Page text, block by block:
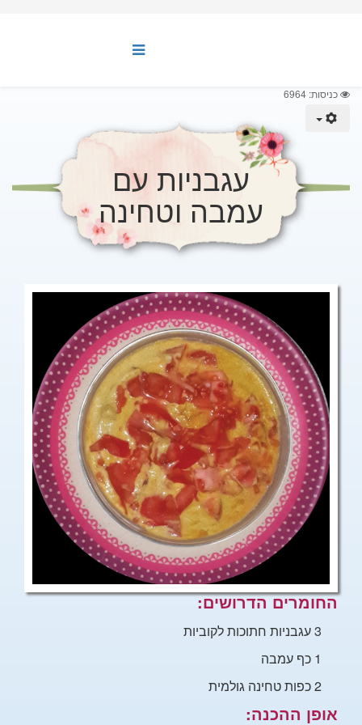
כניסות: 6964
עגבניות עם
עמבה וטחינה
החומרים הדרושים:
3 עגבניות חתוכות לקוביות
1 כף עמבה
2כפות טחינה גולמית
אופן ההכנה: